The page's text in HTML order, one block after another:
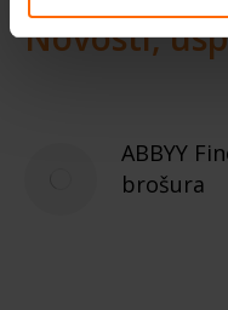
Novosti,
ABBYY
brošura